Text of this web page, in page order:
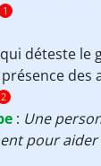
1
déteste le
des
2
: Une
pour